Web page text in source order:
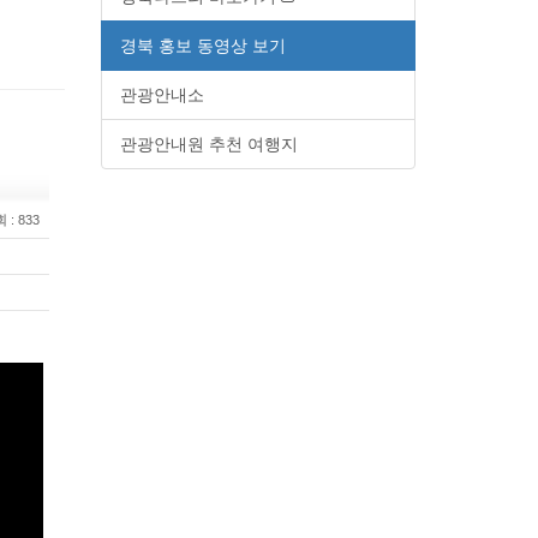
: 833
경북 홍보 동영상 보기
관광안내소
관광안내원 추천 여행지